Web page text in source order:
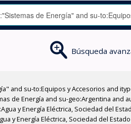
Búsqueda
and su-to:Equipos y Accesorios and
de Energía and su-geo:Argentina and
y Energía Eléctrica, Sociedad del
y Energía Eléctrica, Sociedad del